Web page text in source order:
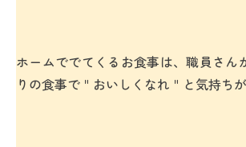
ホームででてくるお食事は、職員さん
りの食事で＂おいしくなれ＂と気持ち